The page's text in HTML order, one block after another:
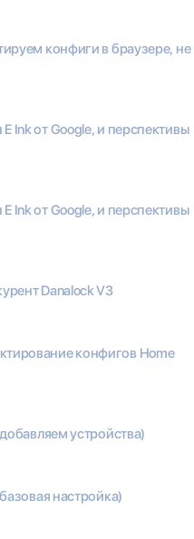
конфиги в браузере, не
Ink от Google, и перспективы
Ink от Google, и перспективы
Danalock V3
конфигов Home
устройства)
настройка)